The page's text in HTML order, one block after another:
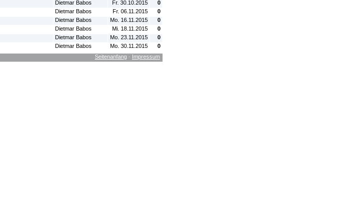
Dietmar Babos Fr. 30.10.2015
0
Dietmar Babos Fr. 06.11.2015
0
Dietmar Babos Mo. 16.11.2015
0
Dietmar Babos Mi. 18.11.2015
0
Dietmar Babos Mo. 23.11.2015
0
Dietmar Babos Mo. 30.11.2015
0
Seitenanfang · Impressum